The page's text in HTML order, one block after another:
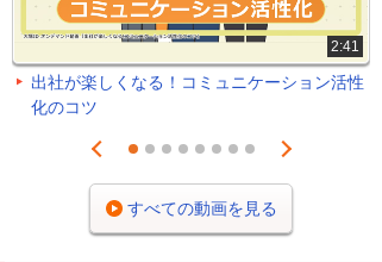
2:41
出社が楽しくなる！コミュニケーション活性
化のコツ
Prev
1 2 3 4 5 6 7 8
Next
すべての動画を見る